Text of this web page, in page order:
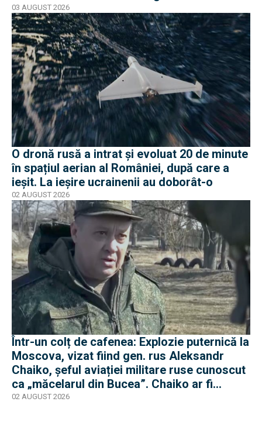
03 AUGUST 2026
O dronă rusă a intrat și evoluat 20 de minute
în spațiul aerian al României, după care a
ieșit. La ieșire ucrainenii au doborât-o
02 AUGUST 2026
Într-un colț de cafenea: Explozie puternică la
Moscova, vizat fiind gen. rus Aleksandr
Chaiko, șeful aviației militare ruse cunoscut
ca „măcelarul din Bucea”. Chaiko ar fi
supraviețuit
02 AUGUST 2026